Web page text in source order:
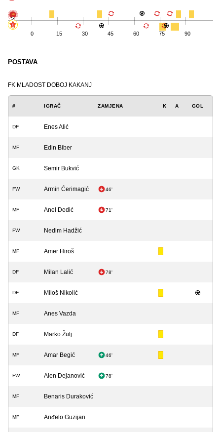
0 15 30 45 60 75 90
POSTAVA
FK MLADOST DOBOJ KAKANJ
# IGRAČ ZAMJENA K A GOL
DF Enes Alić
MF Edin Biber
GK Semir Bukvić
FW Armin Ćerimagić 46'
MF Anel Dedić 71'
FW Nedim Hadžić
MF Amer Hiroš
DF Milan Lalić 78'
DF Miloš Nikolić
MF Anes Vazda
DF Marko Žulj
MF Amar Begić 46'
FW Alen Dejanović 78'
MF Benaris Duraković
MF Anđelo Guzijan